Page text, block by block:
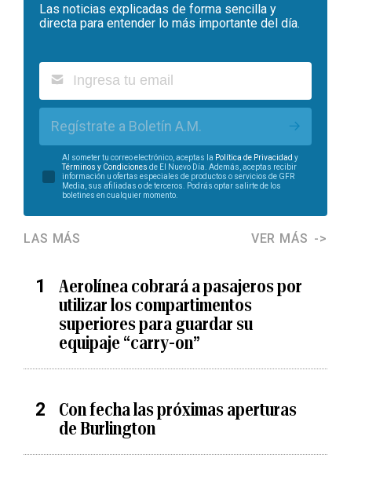
Las noticias explicadas de forma sencilla y
directa para entender lo más importante del día.
Regístrate a Boletín A.M.
Al someter tu correo electrónico, aceptas la Política de Privacidad y
Términos y Condiciones de El Nuevo Día. Además, aceptas recibir
información u ofertas especiales de productos o servicios de GFR
Media, sus afiliadas o de terceros. Podrás optar salirte de los
boletines en cualquier momento.
LAS MÁS VER MÁS
Aerolínea cobrará a pasajeros por
utilizar los compartimentos
superiores para guardar su
equipaje “carry-on”
Con fecha las próximas aperturas
de Burlington